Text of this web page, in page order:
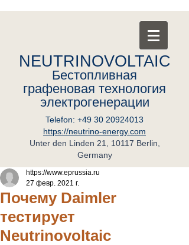
NEUTRINOVOLTAIC
Бестопливная
графеновая технология
электрогенерации
Telefon: +49 30 20924013
https://neutrino-energy.com
Unter den Linden 21, 10117 Berlin,
Germany
Почему Daimler
тестирует
Neutrinovoltaic
https://www.eprussia.ru
27 февр. 2021 г.